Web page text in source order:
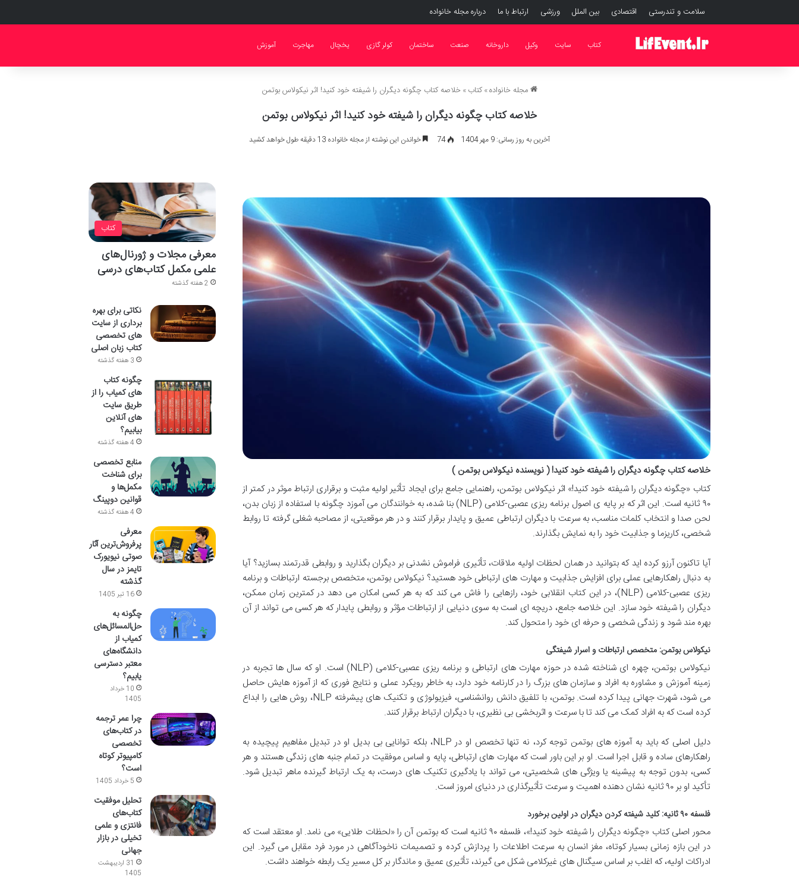
سلامت و تندرستی اقتصادی بین الملل ورزشی ارتباط با ما درباره مجله خانواده
کتاب سایت وکیل داروخانه صنعت ساختمان کولر گازی یخچال مهاجرت آموزش
مجله خانواده» کتاب » خلاصه کتاب چگونه دیگران را شیفته خود کنید! اثر نیکولاس بوتمن
خلاصه کتاب چگونه دیگران را شیفته خود کنید! اثر نیکولاس بوتمن
آخرین به روز رسانی: 9 مهر 1404 74 خواندن این نوشته از مجله خانواده 13 دقیقه طول خواهد کشید
خلاصه کتاب چگونه دیگران را شیفته خود کنید! ( نویسنده نیکولاس بوتمن )
کتاب «چگونه دیگران را شیفته خود کنید!» اثر نیکولاس بوتمن، راهنمایی جامع برای ایجاد تأثیر اولیه مثبت و برقراری ارتباط موثر در کمتر از
۹۰ ثانیه است. این اثر که بر پایه ی اصول برنامه ریزی عصبی-کلامی (NLP) بنا شده، به خوانندگان می آموزد چگونه با استفاده از زبان بدن،
لحن صدا و انتخاب کلمات مناسب، به سرعت با دیگران ارتباطی عمیق و پایدار برقرار کنند و در هر موقعیتی، از مصاحبه شغلی گرفته تا روابط
شخصی، کاریزما و جذابیت خود را به نمایش بگذارند.
آیا تاکنون آرزو کرده اید که بتوانید در همان لحظات اولیه ملاقات، تأثیری فراموش نشدنی بر دیگران بگذارید و روابطی قدرتمند بسازید؟ آیا
به دنبال راهکارهایی عملی برای افزایش جذابیت و مهارت های ارتباطی خود هستید؟ نیکولاس بوتمن، متخصص برجسته ارتباطات و برنامه
ریزی عصبی-کلامی (NLP)، در این کتاب انقلابی خود، رازهایی را فاش می کند که به هر کسی امکان می دهد در کمترین زمان ممکن،
دیگران را شیفته خود سازد. این خلاصه جامع، دریچه ای است به سوی دنیایی از ارتباطات مؤثر و روابطی پایدار که هر کسی می تواند از آن
بهره مند شود و زندگی شخصی و حرفه ای خود را متحول کند.
نیکولاس بوتمن: متخصص ارتباطات و اسرار شیفتگی
نیکولاس بوتمن، چهره ای شناخته شده در حوزه مهارت های ارتباطی و برنامه ریزی عصبی-کلامی (NLP) است. او که سال ها تجربه در
زمینه آموزش و مشاوره به افراد و سازمان های بزرگ را در کارنامه خود دارد، به خاطر رویکرد عملی و نتایج فوری که از آموزه هایش حاصل
می شود، شهرت جهانی پیدا کرده است. بوتمن، با تلفیق دانش روانشناسی، فیزیولوژی و تکنیک های پیشرفته NLP، روش هایی را ابداع
کرده است که به افراد کمک می کند تا با سرعت و اثربخشی بی نظیری، با دیگران ارتباط برقرار کنند.
دلیل اصلی که باید به آموزه های بوتمن توجه کرد، نه تنها تخصص او در NLP، بلکه توانایی بی بدیل او در تبدیل مفاهیم پیچیده به
راهکارهای ساده و قابل اجرا است. او بر این باور است که مهارت های ارتباطی، پایه و اساس موفقیت در تمام جنبه های زندگی هستند و هر
کسی، بدون توجه به پیشینه یا ویژگی های شخصیتی، می تواند با یادگیری تکنیک های درست، به یک ارتباط گیرنده ماهر تبدیل شود.
تأکید او بر ۹۰ ثانیه نشان دهنده اهمیت و سرعت تأثیرگذاری در دنیای امروز است.
فلسفه ۹۰ ثانیه: کلید شیفته کردن دیگران در اولین برخورد
محور اصلی کتاب «چگونه دیگران را شیفته خود کنید!»، فلسفه ۹۰ ثانیه است که بوتمن آن را «لحظات طلایی» می نامد. او معتقد است که
در این بازه زمانی بسیار کوتاه، مغز انسان به سرعت اطلاعات را پردازش کرده و تصمیمات ناخودآگاهی در مورد فرد مقابل می گیرد. این
ادراکات اولیه، که اغلب بر اساس سیگنال های غیرکلامی شکل می گیرند، تأثیری عمیق و ماندگار بر کل مسیر یک رابطه خواهند داشت.
کتاب
معرفی مجلات و ژورنال‌های
علمی مکمل کتاب‌های درسی
2 هفته گذشته
نکاتی برای بهره
برداری از سایت
های تخصصی
کتاب زبان اصلی
3 هفته گذشته
چگونه کتاب
های کمیاب را از
طریق سایت
های آنلاین
بیابیم؟
4 هفته گذشته
منابع تخصصی
برای شناخت
مکمل‌ها و
قوانین دوپینگ
4 هفته گذشته
معرفی
پرفروش‌ترین آثار
صوتی نیویورک
تایمز در سال
گذشته
16 تیر 1405
چگونه به
حل‌المسائل‌های
کمیاب از
دانشگاه‌های
معتبر دسترسی
یابیم؟
10 خرداد
1405
چرا عمر ترجمه
در کتاب‌های
تخصصی
کامپیوتر کوتاه
است؟
5 خرداد 1405
تحلیل موفقیت
کتاب‌های
فانتزی و علمی
تخیلی در بازار
جهانی
31 اردیبهشت
1405